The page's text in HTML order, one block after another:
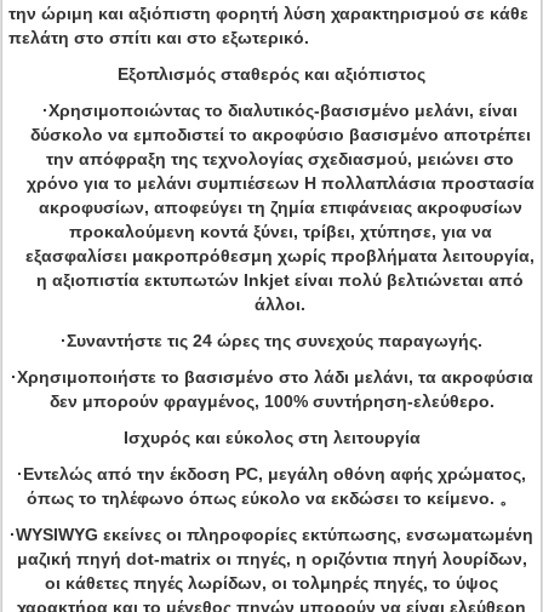
την ώριμη και αξιόπιστη φορητή λύση χαρακτηρισμού σε κάθε
πελάτη στο σπίτι και στο εξωτερικό.
Εξοπλισμός σταθερός και αξιόπιστος
·Χρησιμοποιώντας το διαλυτικός-βασισμένο μελάνι, είναι
δύσκολο να εμποδιστεί το ακροφύσιο βασισμένο αποτρέπει
την απόφραξη της τεχνολογίας σχεδιασμού, μειώνει στο
χρόνο για το μελάνι συμπιέσεων Η πολλαπλάσια προστασία
ακροφυσίων, αποφεύγει τη ζημία επιφάνειας ακροφυσίων
προκαλούμενη κοντά ξύνει, τρίβει, χτύπησε, για να
εξασφαλίσει μακροπρόθεσμη χωρίς προβλήματα λειτουργία,
η αξιοπιστία εκτυπωτών Inkjet είναι πολύ βελτιώνεται από
άλλοι.
·Συναντήστε τις 24 ώρες της συνεχούς παραγωγής.
·Χρησιμοποιήστε το βασισμένο στο λάδι μελάνι, τα ακροφύσια
δεν μπορούν φραγμένος, 100% συντήρηση-ελεύθερο.
Ισχυρός και εύκολος στη λειτουργία
·Εντελώς από την έκδοση PC, μεγάλη οθόνη αφής χρώματος,
όπως το τηλέφωνο όπως εύκολο να εκδώσει το κείμενο. 。
·WYSIWYG εκείνες οι πληροφορίες εκτύπωσης, ενσωματωμένη
μαζική πηγή dot-matrix οι πηγές, η οριζόντια πηγή λουρίδων,
οι κάθετες πηγές λωρίδων, οι τολμηρές πηγές, το ύψος
χαρακτήρα και το μέγεθος πηγών μπορούν να είναι ελεύθερη